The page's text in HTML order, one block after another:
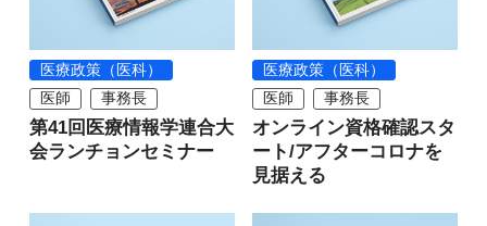
医療政策（医科）
医師
事務長
第41回医療情報学連合大
会ランチョンセミナー
医療政策（医科）
医師
事務長
オンライン資格確認スタ
ート/アフターコロナを
見据える